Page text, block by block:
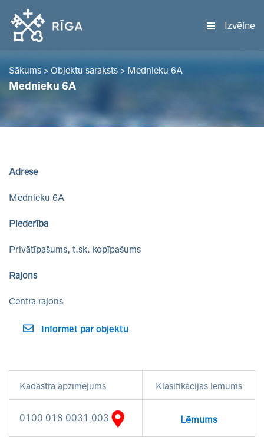
Izvēlne
Sākums > Objektu saraksts > Mednieku 6A
Mednieku 6A
Adrese
Mednieku 6A
Piederība
Privātīpašums, t.sk. kopīpašums
Rajons
Centra rajons
Informēt par objektu
Kadastra apzīmējums Klasifikācijas lēmums
0100 018 0031 003 Lēmums